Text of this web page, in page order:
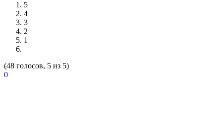
5
4
3
2
1
(48 голосов, 5 из 5)
0